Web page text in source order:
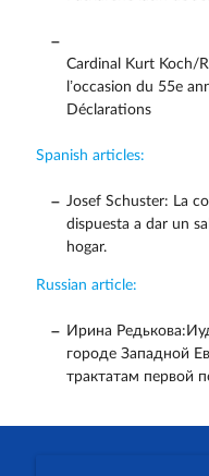
Cardinal Kurt Koch/
l’occasion du 55e
Déclarations
Spanish articles:
Josef Schuster: La
dispuesta a dar un
hogar.
Russian article:
Ирина
городе Западной
трактатам первой